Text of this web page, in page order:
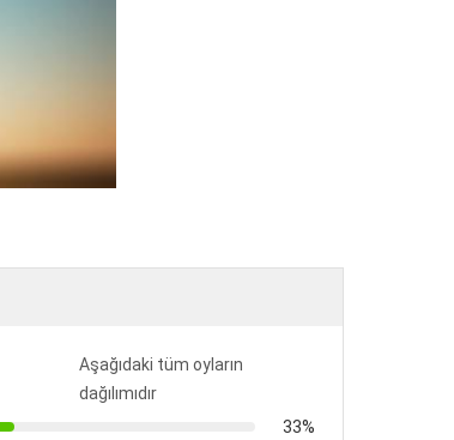
Aşağıdaki tüm oyların
dağılımıdır
33%